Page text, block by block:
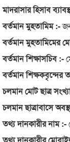
মাদরাসার হিসাব
বর্তমান মুহতামিম :-
বর্তমান মুহতামিমের
বর্তমান শিক্ষাসচিব :-
বর্তমান শিক্ষকবৃন্দের
চলমান মোট ছাত্র
চলমান ছাত্রাবাসে
তথ্য দানকারীর নাম :-